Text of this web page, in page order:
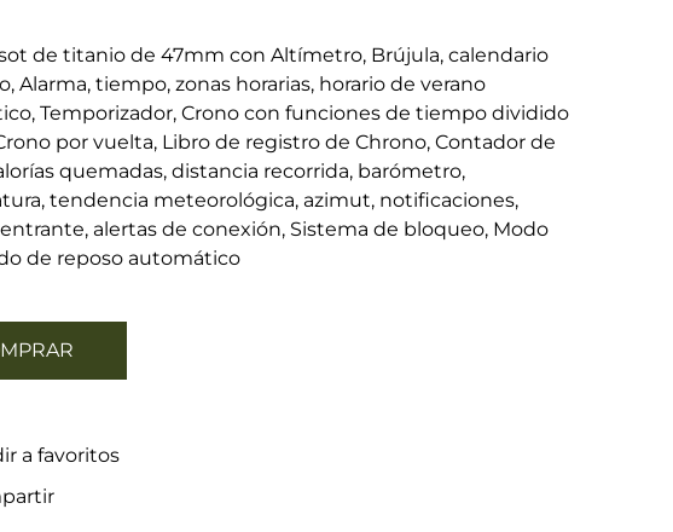
de titanio de 47mm con Altímetro, Brújula, calendario
Alarma, tiempo, zonas horarias, horario de verano
Temporizador, Crono con funciones de tiempo dividido
por vuelta, Libro de registro de Chrono, Contador de
quemadas, distancia recorrida, barómetro,
tendencia meteorológica, azimut, notificaciones,
alertas de conexión, Sistema de bloqueo, Modo
de reposo automático
a favoritos